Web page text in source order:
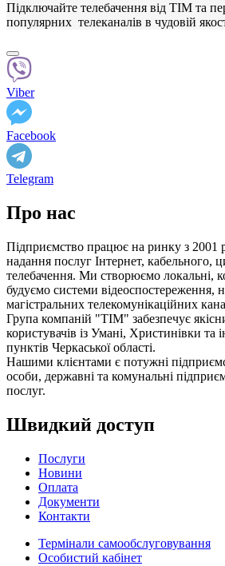
Підключайте телебачення від ТІМ та
популярних телеканалів в чудовій
Viber
Facebook
Telegram
Про нас
Підприємство працює на ринку з 2001
надання послуг Інтернет, кабельного,
телебачення. Ми створюємо локальні,
будуємо системи відеоспостереження,
магістральних телекомунікаційних
Група компаній "ТІМ" забезпечує
користувачів із Умані, Христинівки та
пунктів Черкаської області.
Нашими клієнтами є потужні
особи, державні та комунальні
послуг.
Швидкий доступ
Послуги
Новини
Оплата
Документи
Контакти
Термінали самообслуговування
Особистий кабінет